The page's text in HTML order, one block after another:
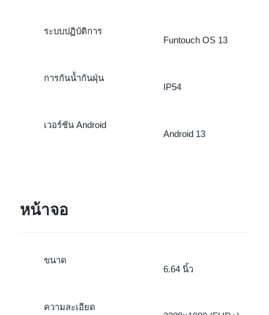
ระบบปฏิบัติการ
Funtouch OS 13
การกันน้ำกันฝุ่น
IP54
เวอร์ชัน Android
Android 13
หน้าจอ
ขนาด
6.64 นิ้ว
ความละเอียด